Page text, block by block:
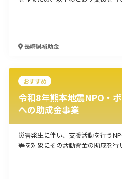
環境・省エネ
テレワーク
受付中のみ
長崎県補助金
おすすめ
令和8年熊本地震NPO・
への助成金事業
災害発生に伴い、支援活動を行う
等を対象にその活動資金の助成を行